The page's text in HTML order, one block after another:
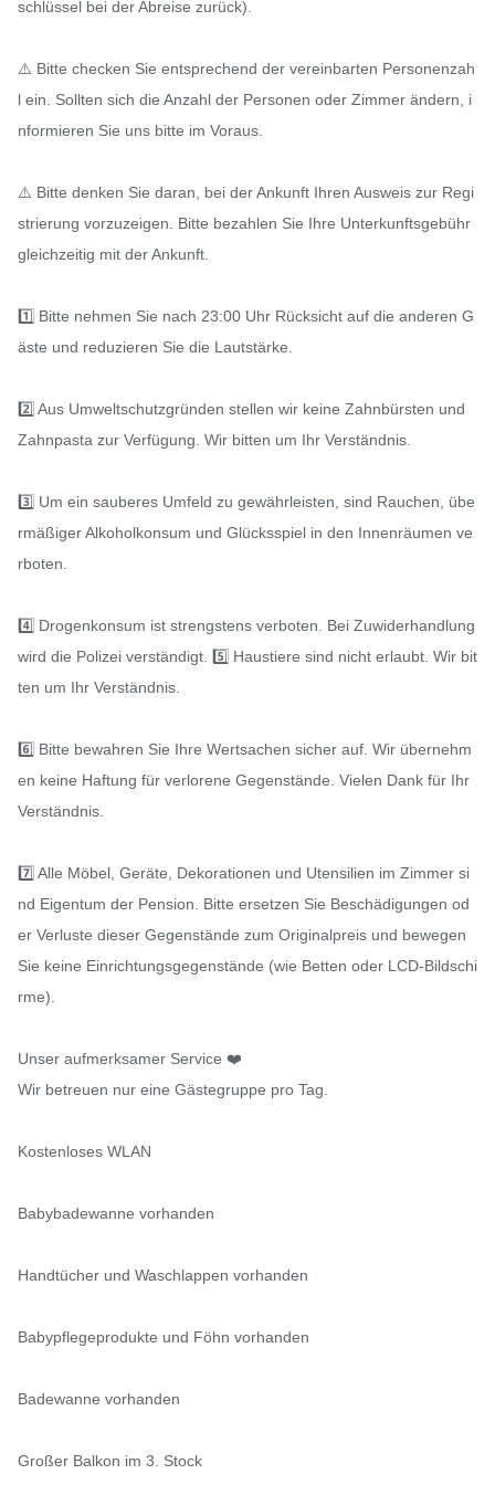
schlüssel bei der Abreise zurück).
⚠️ Bitte checken Sie entsprechend der vereinbarten Personenzah
l ein. Sollten sich die Anzahl der Personen oder Zimmer ändern, i
nformieren Sie uns bitte im Voraus.
⚠️ Bitte denken Sie daran, bei der Ankunft Ihren Ausweis zur Regi
strierung vorzuzeigen. Bitte bezahlen Sie Ihre Unterkunftsgebühr
gleichzeitig mit der Ankunft.
1️⃣ Bitte nehmen Sie nach 23:00 Uhr Rücksicht auf die anderen G
äste und reduzieren Sie die Lautstärke.
2️⃣ Aus Umweltschutzgründen stellen wir keine Zahnbürsten und
Zahnpasta zur Verfügung. Wir bitten um Ihr Verständnis.
3️⃣ Um ein sauberes Umfeld zu gewährleisten, sind Rauchen, übe
rmäßiger Alkoholkonsum und Glücksspiel in den Innenräumen ve
rboten.
4️⃣ Drogenkonsum ist strengstens verboten. Bei Zuwiderhandlung
wird die Polizei verständigt. 5️⃣ Haustiere sind nicht erlaubt. Wir bit
ten um Ihr Verständnis.
6️⃣ Bitte bewahren Sie Ihre Wertsachen sicher auf. Wir übernehm
en keine Haftung für verlorene Gegenstände. Vielen Dank für Ihr
Verständnis.
7️⃣ Alle Möbel, Geräte, Dekorationen und Utensilien im Zimmer si
nd Eigentum der Pension. Bitte ersetzen Sie Beschädigungen od
er Verluste dieser Gegenstände zum Originalpreis und bewegen
Sie keine Einrichtungsgegenstände (wie Betten oder LCD-Bildschi
rme).
Unser aufmerksamer Service ❤️
Wir betreuen nur eine Gästegruppe pro Tag.
Kostenloses WLAN
Babybadewanne vorhanden
Handtücher und Waschlappen vorhanden
Babypflegeprodukte und Föhn vorhanden
Badewanne vorhanden
Großer Balkon im 3. Stock